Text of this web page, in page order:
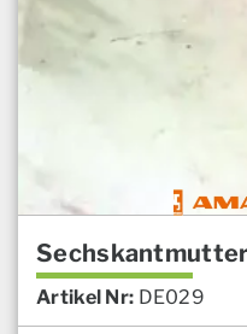
Artikel Nr: DE029